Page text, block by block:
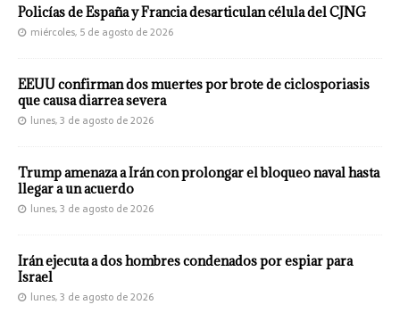
Policías de España y Francia desarticulan célula del CJNG
miércoles, 5 de agosto de 2026
EEUU confirman dos muertes por brote de ciclosporiasis
que causa diarrea severa
lunes, 3 de agosto de 2026
Trump amenaza a Irán con prolongar el bloqueo naval hasta
llegar a un acuerdo
lunes, 3 de agosto de 2026
Irán ejecuta a dos hombres condenados por espiar para
Israel
lunes, 3 de agosto de 2026